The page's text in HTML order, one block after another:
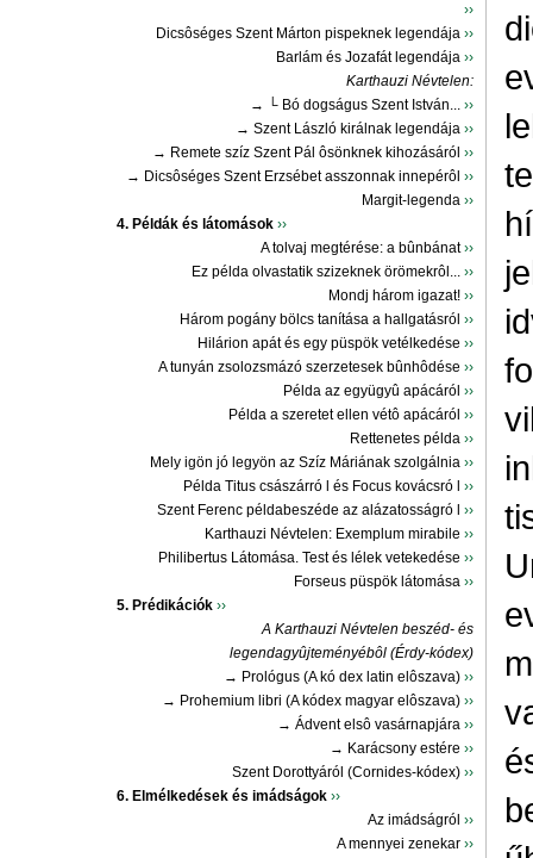
››
Dicsôséges Szent Márton pispeknek legendája ››
Barlám és Jozafát legendája ››
Karthauzi Névtelen:
→ └ Bó dogságus Szent István... ››
→ Szent László királnak legendája ››
→ Remete szíz Szent Pál ôsönknek kihozásáról ››
→ Dicsôséges Szent Erzsébet asszonnak innepérôl ››
Margit-legenda ››
4. Példák és látomások ››
A tolvaj megtérése: a bûnbánat››
Ez példa olvastatik szizeknek örömekrôl... ››
Mondj három igazat! ››
Három pogány bölcs tanítása a hallgatásról ››
Hilárion apát és egy püspök vetélkedése ››
A tunyán zsolozsmázó szerzetesek bûnhôdése ››
Példa az együgyû apácáról ››
Példa a szeretet ellen vétô apácáról ››
Rettenetes példa ››
Mely igön jó legyön az Szíz Máriának szolgálnia ››
Példa Titus császárró l és Focus kovácsró l ››
Szent Ferenc példabeszéde az alázatosságró l ››
Karthauzi Névtelen: Exemplum mirabile ››
Philibertus Látomása. Test és lélek vetekedése ››
Forseus püspök látomása ››
5. Prédikációk ››
A Karthauzi Névtelen beszéd- és
legendagyûjteményébôl (Érdy-kódex)
→ Prológus (A kó dex latin elôszava) ››
→ Prohemium libri (A kódex magyar elôszava) ››
→ Ádvent elsô vasárnapjára ››
→ Karácsony estére ››
Szent Dorottyáról (Cornides-kódex) ››
6. Elmélkedések és imádságok ››
Az imádságról ››
A mennyei zenekar ››